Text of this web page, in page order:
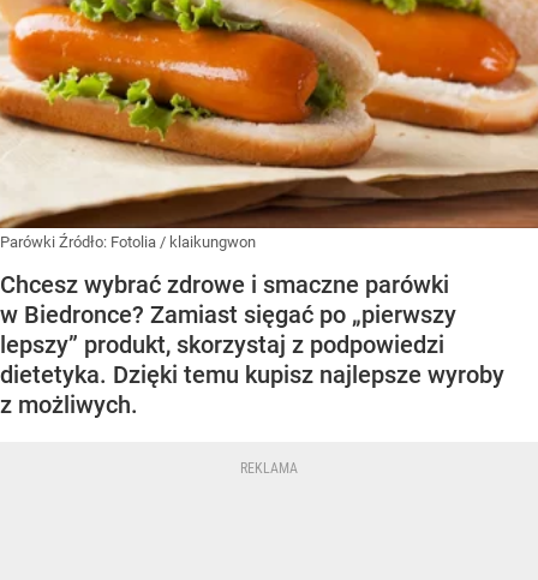
Parówki Źródło: Fotolia / klaikungwon
Chcesz wybrać zdrowe i smaczne parówki
w Biedronce? Zamiast sięgać po „pierwszy
lepszy” produkt, skorzystaj z podpowiedzi
dietetyka. Dzięki temu kupisz najlepsze wyroby
z możliwych.